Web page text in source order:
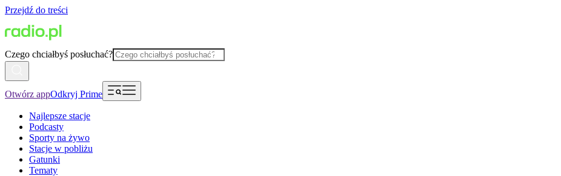
Przejdź do treści
Czego chciałbyś posłuchać?
Otwórz appOdkryj Prime
Najlepsze stacje
Podcasty
Sporty na żywo
Stacje w pobliżu
Gatunki
Tematy